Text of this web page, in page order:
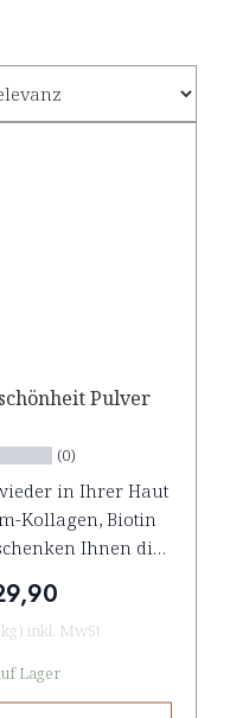
Pulver
(0)
in Ihrer Haut
Kollagen, Biotin
Ihnen die
) inkl. MwSt
Lager